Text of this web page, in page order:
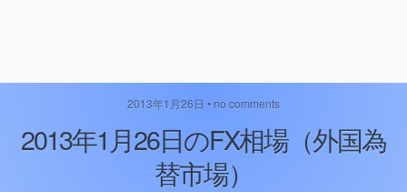
2013年1月26日 • no comments
2013年1月26日のFX相場（外国為
替市場）